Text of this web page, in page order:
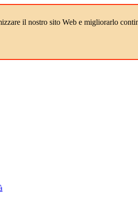
il nostro sito Web e migliorarlo